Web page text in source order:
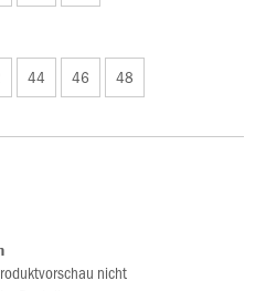
44 46 48
nicht